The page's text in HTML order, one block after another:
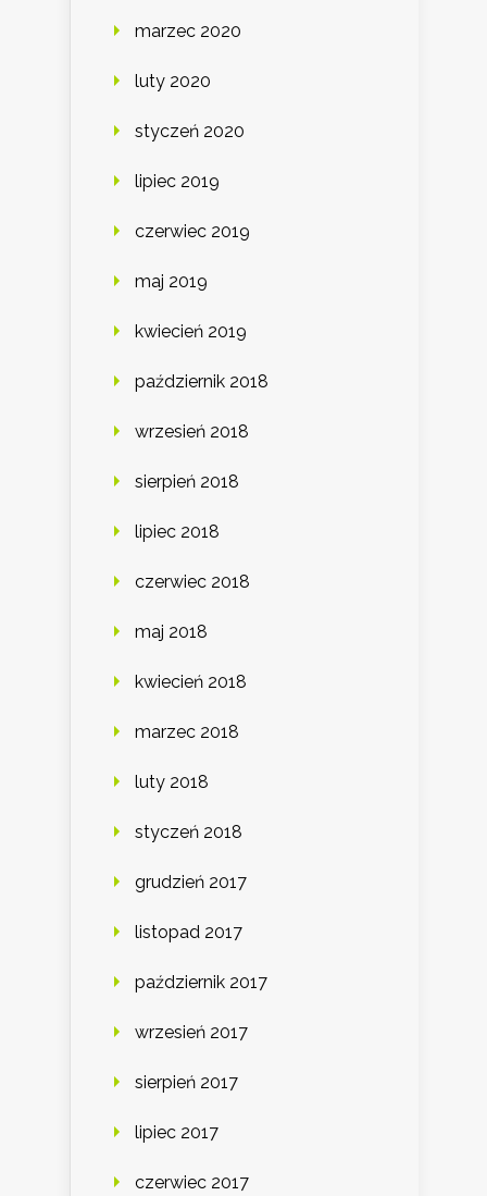
marzec 2020
luty 2020
styczeń 2020
lipiec 2019
czerwiec 2019
maj 2019
kwiecień 2019
październik 2018
wrzesień 2018
sierpień 2018
lipiec 2018
czerwiec 2018
maj 2018
kwiecień 2018
marzec 2018
luty 2018
styczeń 2018
grudzień 2017
listopad 2017
październik 2017
wrzesień 2017
sierpień 2017
lipiec 2017
czerwiec 2017